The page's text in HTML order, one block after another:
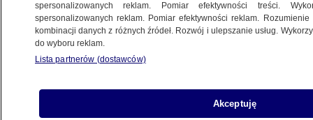
Udostępnij
Obecna ukraińska kontrofensywa w pobliżu
zarazem jedną z największych porażek sił
spersonalizowanych reklam. Pomiar efektywności treści.
spersonalizowanych reklam. Pomiar efektywności reklam.
kombinacji danych z różnych źródeł. Rozwój i ulepszanie usług.
do wyboru reklam.
Lista partnerów (dostawców)
Akceptuję